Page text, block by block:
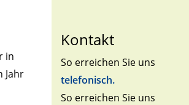
in
Jahr
Kontakt
So erreichen Sie uns
telefonisch.
So erreichen Sie uns